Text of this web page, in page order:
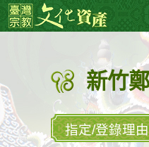
跳
到
容
區
塊
:::
新竹
指定/登錄理由